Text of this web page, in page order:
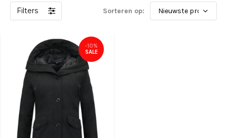
Filters Sorteren op:
-10%
SALE